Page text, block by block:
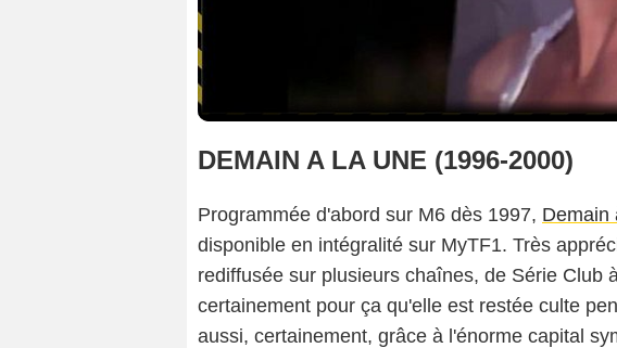
DEMAIN A LA UNE (1996-2000)
Programmée d'abord sur M6 dès 1997, Demain
disponible en intégralité sur MyTF1. Très
rediffusée sur plusieurs chaînes, de Série Club
certainement pour ça qu'elle est restée culte
aussi, certainement, grâce à l'énorme capital